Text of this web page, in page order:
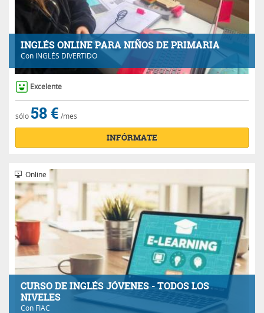
INGLÉS ONLINE PARA NIÑOS DE PRIMARIA
Con INGLÉS DIVERTIDO
Excelente
sólo 58 € /mes
INFÓRMATE
CURSO DE INGLÉS JÓVENES - TODOS LOS
NIVELES
Con FIAC
Online